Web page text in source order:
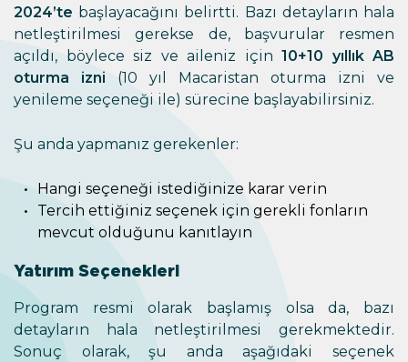
2024’te başlayacağını belirtti. Bazı detayların hala
netleştirilmesi gerekse de, başvurular resmen
açıldı, böylece siz ve aileniz için 10+10 yıllık AB
oturma izni (10 yıl Macaristan oturma izni ve
yenileme seçeneği ile) sürecine başlayabilirsiniz.
Şu anda yapmanız gerekenler:
Hangi seçeneği istediğinize karar verin
Tercih ettiğiniz seçenek için gerekli fonların
mevcut olduğunu kanıtlayın
Yatırım Seçenekleri
Program resmi olarak başlamış olsa da, bazı
detayların hala netleştirilmesi gerekmektedir.
Sonuç olarak, şu anda aşağıdaki seçenek